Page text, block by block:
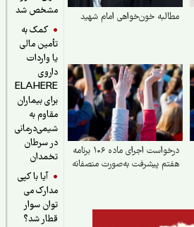
مشخص شد
کمک به
تأمین مالی
یا واردات
داروی
ELAHERE
برای بیماران
مقاوم به
شیمی‌درمانی
در سرطان
تخمدان
آیا با کپی
مدارک می
توان سوار
قطار شد؟
خون‌خواهی امام شهید
درخواست اجرای ماده ۱۰۶ برنامه
پیشرفت به‌صورت منصفانه